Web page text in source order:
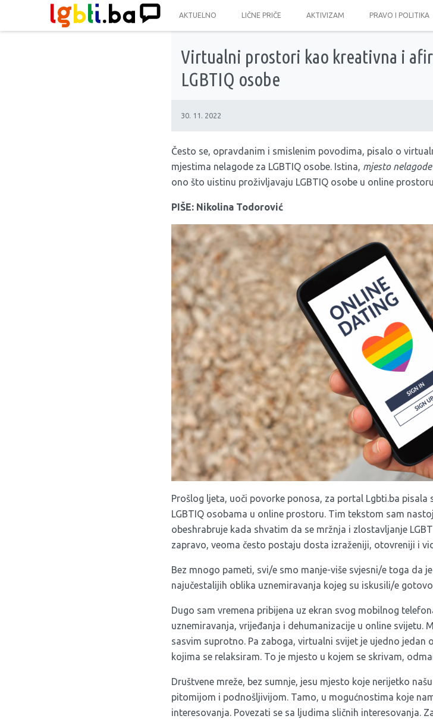
AKTUELNO LIČNE PRIČE AKTIVIZAM PRAVO I POLITIKA
Virtualni prostori kao kreativna i
LGBTIQ osobe
30. 11. 2022
Često se, opravdanim i smislenim povodima, pisalo o
mjestima nelagode za LGBTIQ osobe. Istina, mjesto nelagode
ono što uistinu proživljavaju LGBTIQ osobe u online
PIŠE: Nikolina Todorović
Prošlog ljeta, uoči povorke ponosa, za portal Lgbti.ba
LGBTIQ osobama u online prostoru. Tim tekstom sam
obeshrabruje kada shvatim da se mržnja i zlostavljanje
zapravo, veoma često postaju dosta izraženiji, otovreniji i
Bez mnogo pameti, svi/e smo manje-više svjesni/e toga da
najučestalijih oblika uznemiravanja kojeg su iskusili/e
Dugo sam vremena pribijena uz ekran svog mobilnog
uznemiravanja, vrijeđanja i dehumanizacije u online svijetu.
sasvim suprotno. Pa zaboga, virtualni svijet je ujedno jedan
kojima se relaksiram. To je mjesto u kojem se skrivam,
Društvene mreže, bez sumnje, jesu mjesto koje nerijetko
pitomijom i podnošljivijom. Tamo, u mogućnostima koje
interesovanja. Povezati se sa ljudima sličnih interesovanja.